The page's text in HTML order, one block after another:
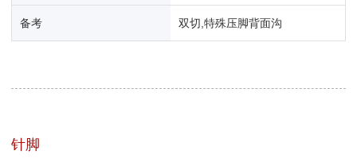
备考 双切,特殊压脚背面沟
针脚